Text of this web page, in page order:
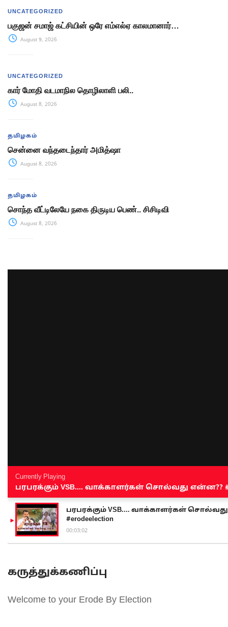
UNCATEGORIZED
பகுஜன் சமாஜ் கட்சியின் ஒரே எம்எல்ஏ காலமானார்…
August 9, 2026
UNCATEGORIZED
கார் மோதி வடமாநில தொழிலாளி பலி..
August 8, 2026
தமிழகம்
சென்னை வந்தடைந்தார் அமித்ஷா
August 8, 2026
தமிழகம்
சொந்த வீட்டிலேயே நகை திருடிய பெண்.. சிசிடிவி
August 8, 2026
Currently Playing
பரபரக்கும் VSB.... வாக்காளர்கள் சொல்வது என்ன??
பரபரக்கும் VSB.... வாக்காளர்கள் சொல்வது
#erodeelection
00:03:02
கருத்துக்கணிப்பு
Welcome to your Erode By Election